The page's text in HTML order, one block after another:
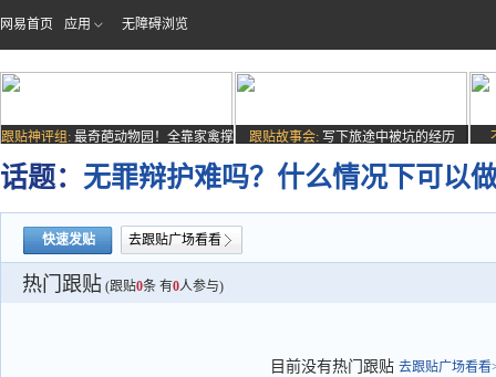
网易首页 应用 无障碍浏览
跟贴神评组: 最奇葩动物园！全靠家禽撑
场子
跟贴故事会: 写下旅途中被坑的经历
话题： 无罪辩护难吗？什么情况下可以
快速发贴 去跟贴广场看看
热门跟贴 (跟贴0条 有0人参与)
目前没有热门跟贴 去跟贴广场看看